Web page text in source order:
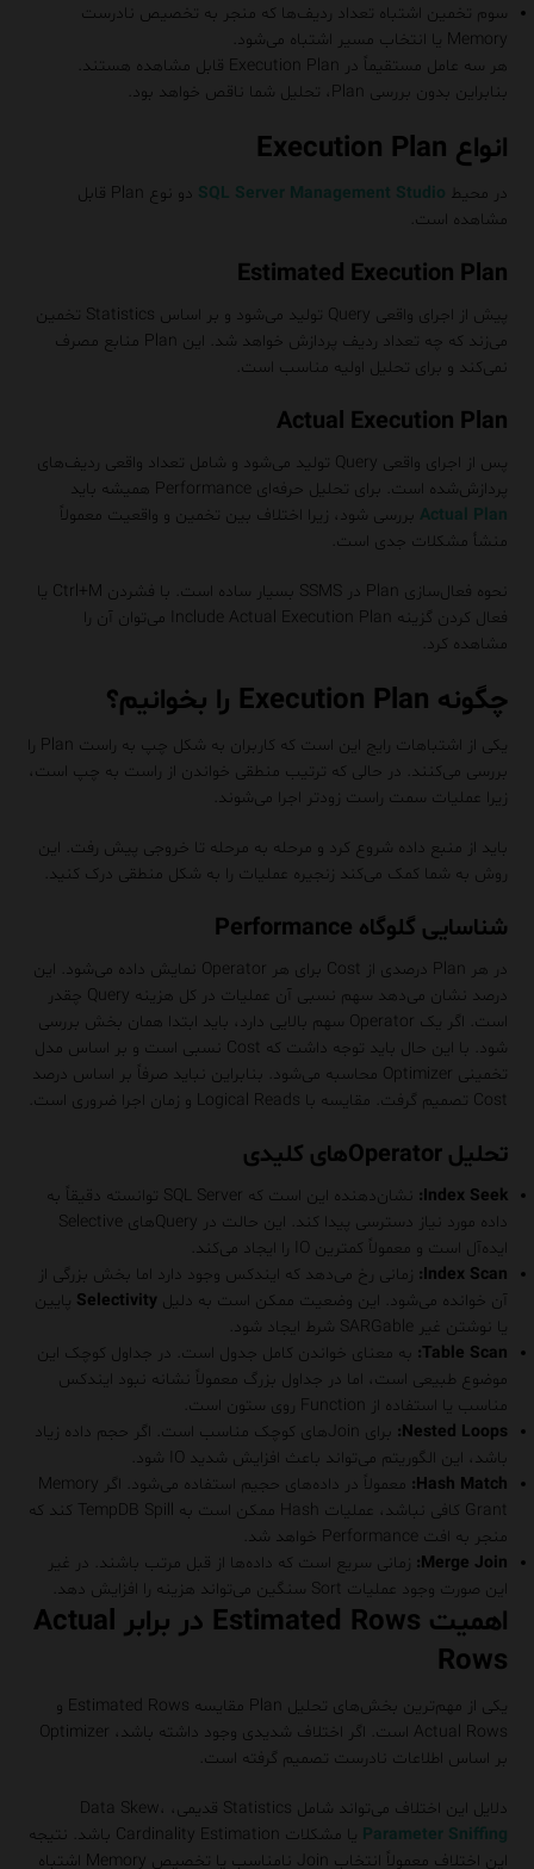
سوم تخمین اشتباه تعداد ردیف‌ها که منجر به تخصیص نادرست
Memory یا انتخاب مسیر اشتباه می‌شود.
هر سه عامل مستقیماً در Execution Plan قابل مشاهده هستند.
بنابراین بدون بررسی Plan، تحلیل شما ناقص خواهد بود.
انواع Execution Plan
در محیط SQL Server Management Studio
دو نوع Plan قابل
مشاهده است.
Estimated Execution Plan
پیش از اجرای واقعی Query تولید می‌شود و بر اساس Statistics تخمین
می‌زند که چه تعداد ردیف پردازش خواهد شد. این Plan منابع مصرف
نمی‌کند و برای تحلیل اولیه مناسب است.
Actual Execution Plan
پس از اجرای واقعی Query تولید می‌شود و شامل تعداد واقعی ردیف‌های
پردازش‌شده است. برای تحلیل حرفه‌ای Performance همیشه باید
Actual Plan بررسی شود، زیرا اختلاف بین تخمین و واقعیت معمولاً
منشأ مشکلات جدی است.
نحوه فعال‌سازی Plan در SSMS بسیار ساده است. با فشردن Ctrl+M یا
فعال کردن گزینه Include Actual Execution Plan می‌توان آن را
مشاهده کرد.
چگونه Execution Plan را بخوانیم؟
یکی از اشتباهات رایج این است که کاربران به شکل چپ به راست Plan را
بررسی می‌کنند. در حالی که ترتیب منطقی خواندن از راست به چپ است،
زیرا عملیات سمت راست زودتر اجرا می‌شوند.
باید از منبع داده شروع کرد و مرحله به مرحله تا خروجی پیش رفت. این
روش به شما کمک می‌کند زنجیره عملیات را به شکل منطقی درک کنید.
شناسایی گلوگاه Performance
در هر Plan درصدی از Cost برای هر Operator نمایش داده می‌شود. این
درصد نشان می‌دهد سهم نسبی آن عملیات در کل هزینه Query چقدر
است. اگر یک Operator سهم بالایی دارد، باید ابتدا همان بخش بررسی
شود. با این حال باید توجه داشت که Cost نسبی است و بر اساس مدل
تخمینی Optimizer محاسبه می‌شود. بنابراین نباید صرفاً بر اساس درصد
Cost تصمیم گرفت. مقایسه با Logical Reads و زمان اجرا ضروری است.
تحلیل Operatorهای کلیدی
Index Seek:
نشان‌دهنده این است که SQL Server توانسته دقیقاً به
داده مورد نیاز دسترسی پیدا کند. این حالت در Queryهای Selective
ایده‌آل است و معمولاً کمترین IO را ایجاد می‌کند.
Index Scan: زمانی رخ می‌دهد که ایندکس وجود دارد اما بخش بزرگی از
آن خوانده می‌شود. این وضعیت ممکن است به دلیل Selectivity پایین
یا نوشتن غیر SARGable شرط ایجاد شود.
Table Scan: به معنای خواندن کامل جدول است. در جداول کوچک این
موضوع طبیعی است، اما در جداول بزرگ معمولاً نشانه نبود ایندکس
مناسب یا استفاده از Function روی ستون است.
Nested Loops:
برای Joinهای کوچک مناسب است. اگر حجم داده زیاد
باشد، این الگوریتم می‌تواند باعث افزایش شدید IO شود.
Hash Match:
معمولاً در داده‌های حجیم استفاده می‌شود. اگر Memory
Grant کافی نباشد، عملیات Hash ممکن است به TempDB Spill کند که
منجر به افت Performance خواهد شد.
Merge Join: زمانی سریع است که داده‌ها از قبل مرتب باشند. در غیر
این صورت وجود عملیات Sort سنگین می‌تواند هزینه را افزایش دهد.
اهمیت Estimated Rows در برابر Actual
Rows
یکی از مهم‌ترین بخش‌های تحلیل Plan مقایسه Estimated Rows و
Actual Rows است. اگر اختلاف شدیدی وجود داشته باشد، Optimizer
بر اساس اطلاعات نادرست تصمیم گرفته است.
دلایل این اختلاف می‌تواند شامل Statistics قدیمی، Data Skew،
Parameter Sniffing
یا مشکلات Cardinality Estimation باشد. نتیجه
این اختلاف معمولاً انتخاب Join نامناسب یا تخصیص Memory اشتباه